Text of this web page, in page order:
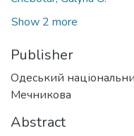
Show 2 more
Publisher
Одеський
Мечникова
Abstract